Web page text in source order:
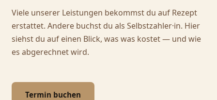
Viele unserer Leistungen bekommst du auf Rezept
erstattet. Andere buchst du als Selbstzahler·in. Hier
siehst du auf einen Blick, was was kostet — und wie
es abgerechnet wird.
Termin buchen